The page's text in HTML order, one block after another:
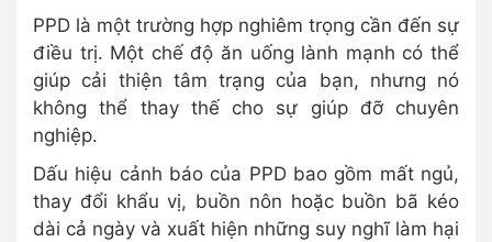
PPD là một trường hợp nghiêm trọng cần đến sự
điều trị. Một chế độ ăn uống lành mạnh có thể
giúp cải thiện tâm trạng của bạn, nhưng nó
không thể thay thế cho sự giúp đỡ chuyên
nghiệp.
Dấu hiệu cảnh báo của PPD bao gồm mất ngủ,
thay đổi khẩu vị, buồn nôn hoặc buồn bã kéo
dài cả ngày và xuất hiện những suy nghĩ làm hại